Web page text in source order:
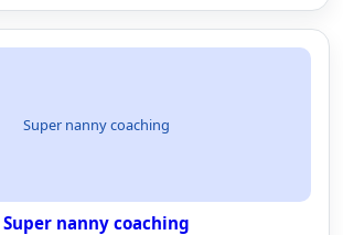
Super nanny coaching
Super nanny coaching